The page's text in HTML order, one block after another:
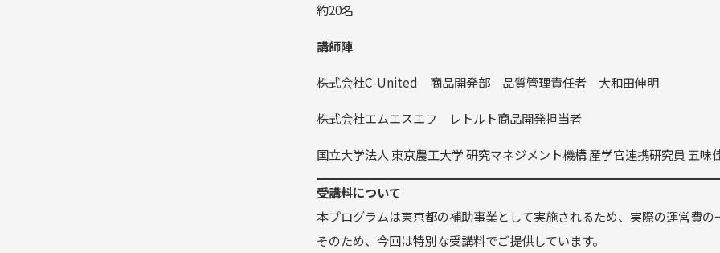
約20名
講師陣
株式会社C-United 商品開発部 品質管理責任者 大和田伸明
株式会社エムエスエフ レトルト商品開発担当者
国立大学法人 東京農工大学 研究マネジメント機構 産学官連携研究員 五味
受講料について
本プログラムは東京都の補助事業として実施されるため、実際の運営費の
そのため、今回は特別な受講料でご提供しています。